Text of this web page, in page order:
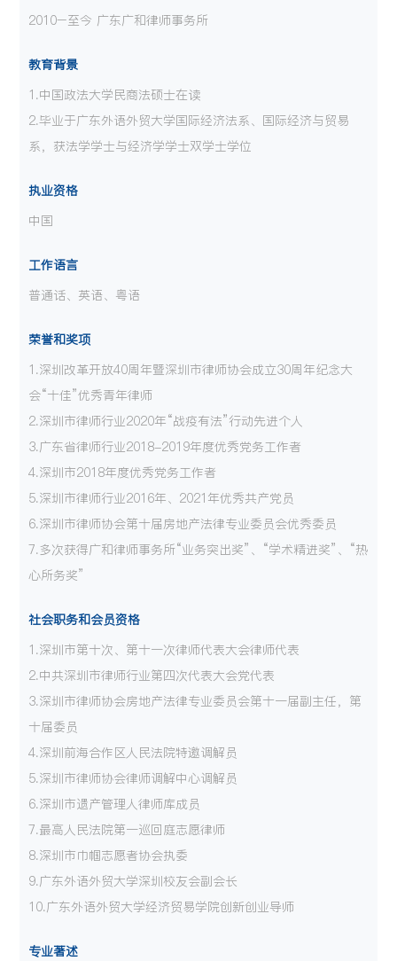
2010–至今 广东广和律师事务所
教育背景
1.中国政法大学民商法硕士在读
2.毕业于广东外语外贸大学国际经济法系、国际经济与贸易
系，获法学学士与经济学学士双学士学位
执业资格
中国
工作语言
普通话、英语、粤语
荣誉和奖项
1.深圳改革开放40周年暨深圳市律师协会成立30周年纪念大
会“十佳”优秀青年律师
2.深圳市律师行业2020年“战疫有法”行动先进个人
3.广东省律师行业2018-2019年度优秀党务工作者
4.深圳市2018年度优秀党务工作者
5.深圳市律师行业2016年、2021年优秀共产党员
6.深圳市律师协会第十届房地产法律专业委员会优秀委员
7.多次获得广和律师事务所“业务突出奖”、“学术精进奖”、“热
心所务奖”
社会职务和会员资格
1.深圳市第十次、第十一次律师代表大会律师代表
2.中共深圳市律师行业第四次代表大会党代表
3.深圳市律师协会房地产法律专业委员会第十一届副主任，第
十届委员
4.深圳前海合作区人民法院特邀调解员
5.深圳市律师协会律师调解中心调解员
6.深圳市遗产管理人律师库成员
7.最高人民法院第一巡回庭志愿律师
8.深圳市巾帼志愿者协会执委
9.广东外语外贸大学深圳校友会副会长
10.广东外语外贸大学经济贸易学院创新创业导师
专业著述